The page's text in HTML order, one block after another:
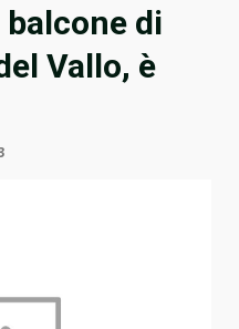
balcone di
Vallo, è